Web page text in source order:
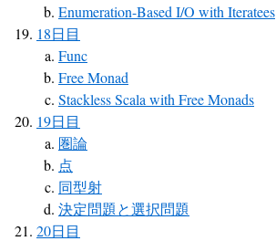
Enumeration-Based I/O with Iteratees
18日目
Func
Free Monad
Stackless Scala with Free Monads
19日目
圏論
点
同型射
決定問題と選択問題
20日目